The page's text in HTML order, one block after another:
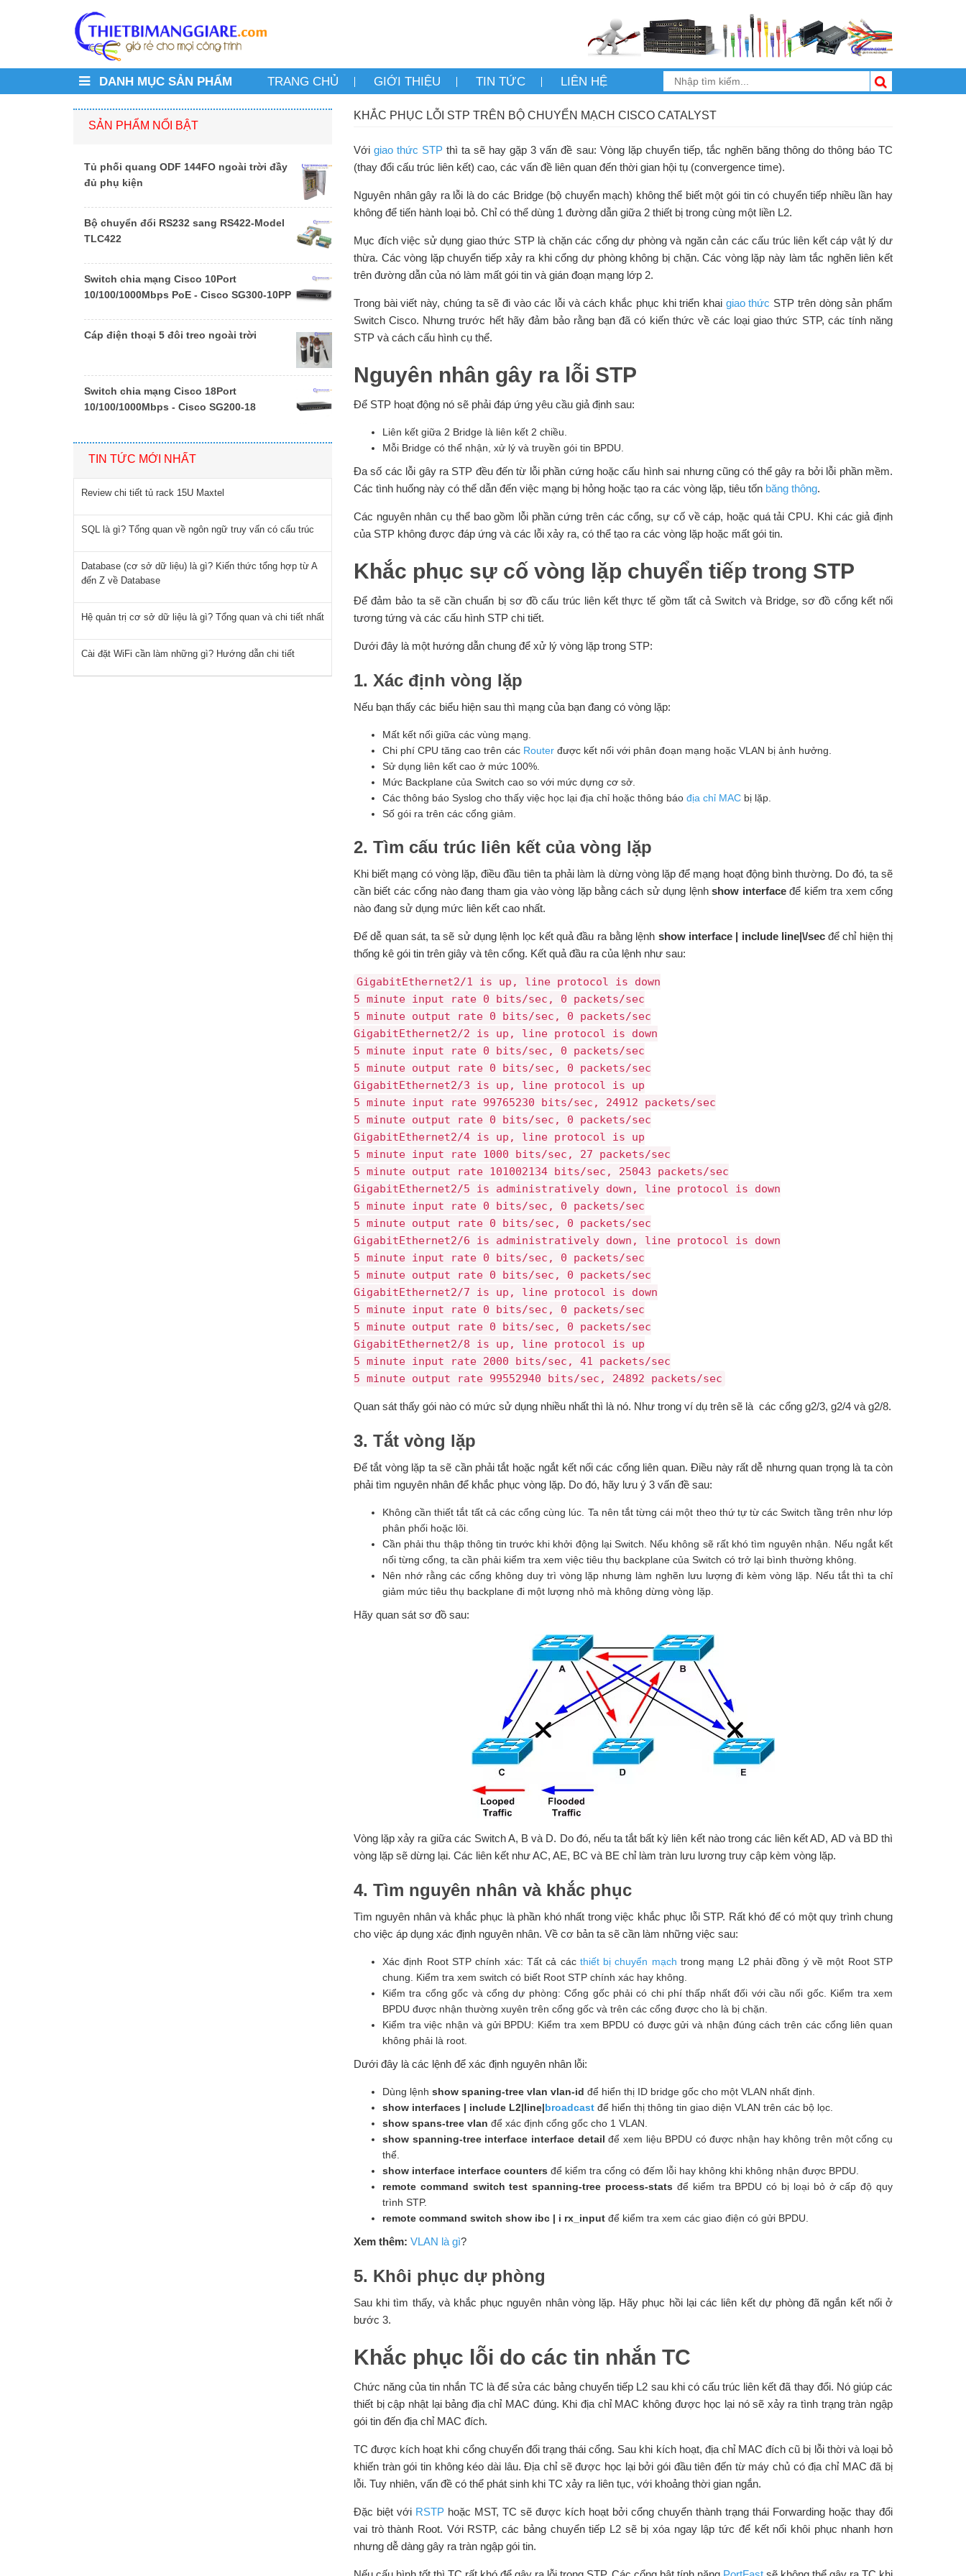
DANH MỤC SẢN PHẨM TRANG CHỦ GIỚI THIỆU TIN TỨC LIÊN HỆ
KHẮC PHỤC LỖI STP TRÊN BỘ CHUYỂN MẠCH CISCO CATALYST
Vớigiao thức STP thì ta sẽ hay gặp 3 vấn đề sau: Vòng lặp chuyển tiếp, tắc nghẽn băng thông do thông báo TC
(thay đổi cấu trúc liên kết) cao, các vấn đề liên quan đến thời gian hội tụ (convergence time).
Nguyên nhân gây ra lỗi là do các Bridge (bộ chuyển mạch) không thể biết một gói tin có chuyển tiếp nhiều lần hay
không để tiến hành loại bỏ. Chỉ có thể dùng 1 đường dẫn giữa 2 thiết bị trong cùng một liền L2.
Mục đích việc sử dụng giao thức STP là chặn các cổng dự phòng và ngăn cản các cấu trúc liên kết cáp vật lý dư
thừa. Các vòng lặp chuyển tiếp xảy ra khi cổng dự phòng không bị chặn. Các vòng lặp này làm tắc nghẽn liên kết
trên đường dẫn của nó làm mất gói tin và gián đoạn mạng lớp 2.
Trong bài viết này, chúng ta sẽ đi vào các lỗi và cách khắc phục khi triển khai giao thức STP trên dòng sản phẩm
Switch Cisco. Nhưng trước hết hãy đảm bảo rằng bạn đã có kiến thức về các loại giao thức STP, các tính năng
STP và cách cấu hình cụ thể.
Nguyên nhân gây ra lỗi STP
Để STP hoạt động nó sẽ phải đáp ứng yêu cầu giả định sau:
Liên kết giữa 2 Bridge là liên kết 2 chiều.
Mỗi Bridge có thể nhận, xử lý và truyền gói tin BPDU.
Đa số các lỗi gây ra STP đều đến từ lỗi phần cứng hoặc cấu hình sai nhưng cũng có thể gây ra bởi lỗi phần mềm.
Các tình huống này có thể dẫn đến việc mạng bị hỏng hoặc tạo ra các vòng lặp, tiêu tốn băng thông.
Các nguyên nhân cụ thể bao gồm lỗi phần cứng trên các cổng, sự cố về cáp, hoặc quá tải CPU. Khi các giả định
của STP không được đáp ứng và các lỗi xảy ra, có thể tạo ra các vòng lặp hoặc mất gói tin.
Khắc phục sự cố vòng lặp chuyển tiếp trong STP
Để đảm bảo ta sẽ cần chuẩn bị sơ đồ cấu trúc liên kết thực tế gồm tất cả Switch và Bridge, sơ đồ cổng kết nối
tương tứng và các cấu hình STP chi tiết.
Dưới đây là một hướng dẫn chung để xử lý vòng lặp trong STP:
1. Xác định vòng lặp
Nếu bạn thấy các biểu hiện sau thì mạng của bạn đang có vòng lặp:
Mất kết nối giữa các vùng mạng.
Chi phí CPU tăng cao trên các Routerđược kết nối với phân đoạn mạng hoặc VLAN bị ảnh hưởng.
Sử dụng liên kết cao ở mức 100%.
Mức Backplane của Switch cao so với mức dựng cơ sở.
Các thông báo Syslog cho thấy việc học lại địa chỉ hoặc thông báo địa chỉ MACbị lặp.
Số gói ra trên các cổng giảm.
2. Tìm cấu trúc liên kết của vòng lặp
Khi biết mạng có vòng lặp, điều đầu tiên ta phải làm là dừng vòng lặp để mạng hoạt động bình thường. Do đó, ta sẽ
cần biết các cổng nào đang tham gia vào vòng lặp bằng cách sử dụng lệnhshow interfaceđể kiểm tra xem cổng
nào đang sử dụng mức liên kết cao nhất.
Để dễ quan sát, ta sẽ sử dụng lệnh lọc kết quả đầu ra bằng lệnh show interface | include line|\/secđể chỉ hiện thị
thống kê gói tin trên giây và tên cổng. Kết quả đầu ra của lệnh như sau:
GigabitEthernet2/1 is up, line protocol is down
5 minute input rate 0 bits/sec, 0 packets/sec
5 minute output rate 0 bits/sec, 0 packets/sec
GigabitEthernet2/2 is up, line protocol is down
5 minute input rate 0 bits/sec, 0 packets/sec
5 minute output rate 0 bits/sec, 0 packets/sec
GigabitEthernet2/3 is up, line protocol is up
5 minute input rate 99765230 bits/sec, 24912 packets/sec
5 minute output rate 0 bits/sec, 0 packets/sec
GigabitEthernet2/4 is up, line protocol is up
5 minute input rate 1000 bits/sec, 27 packets/sec
5 minute output rate 101002134 bits/sec, 25043 packets/sec
GigabitEthernet2/5 is administratively down, line protocol is down
5 minute input rate 0 bits/sec, 0 packets/sec
5 minute output rate 0 bits/sec, 0 packets/sec
GigabitEthernet2/6 is administratively down, line protocol is down
5 minute input rate 0 bits/sec, 0 packets/sec
5 minute output rate 0 bits/sec, 0 packets/sec
GigabitEthernet2/7 is up, line protocol is down
5 minute input rate 0 bits/sec, 0 packets/sec
5 minute output rate 0 bits/sec, 0 packets/sec
GigabitEthernet2/8 is up, line protocol is up
5 minute input rate 2000 bits/sec, 41 packets/sec
5 minute output rate 99552940 bits/sec, 24892 packets/sec
Quan sát thấy gói nào có mức sử dụng nhiều nhất thì là nó. Như trong ví dụ trên sẽ là các cổng g2/3, g2/4 và g2/8.
3. Tắt vòng lặp
Để tắt vòng lặp ta sẽ cần phải tắt hoặc ngắt kết nối các cổng liên quan. Điều này rất dễ nhưng quan trọng là ta còn
phải tìm nguyên nhân để khắc phục vòng lặp. Do đó, hãy lưu ý 3 vấn đề sau:
Không cần thiết tắt tất cả các cổng cùng lúc. Ta nên tắt từng cái một theo thứ tự từ các Switch tầng trên như lớp
phân phối hoặc lõi.
Cần phải thu thập thông tin trước khi khởi động lại Switch. Nếu không sẽ rất khó tìm nguyên nhận. Nếu ngắt kết
nối từng cổng, ta cần phải kiểm tra xem việc tiêu thụ backplane của Switch có trở lại bình thường không.
Nên nhớ rằng các cổng không duy trì vòng lặp nhưng làm nghẽn lưu lượng đi kèm vòng lặp. Nếu tắt thì ta chỉ
giảm mức tiêu thụ backplane đi một lượng nhỏ mà không dừng vòng lặp.
Hãy quan sát sơ đồ sau:
Vòng lặp xảy ra giữa các Switch A, B và D. Do đó, nếu ta tắt bất kỳ liên kết nào trong các liên kết AD, AD và BD thì
vòng lặp sẽ dừng lại. Các liên kết như AC, AE, BC và BE chỉ làm tràn lưu lương truy cập kèm vòng lặp.
4. Tìm nguyên nhân và khắc phục
Tìm nguyên nhân và khắc phục là phần khó nhất trong việc khắc phục lỗi STP. Rất khó để có một quy trình chung
cho việc áp dụng xác định nguyên nhân. Về cơ bản ta sẽ cần làm những việc sau:
Xác định Root STP chính xác: Tất cả các thiết bị chuyển mạch trong mạng L2 phải đồng ý về một Root STP
chung. Kiểm tra xem switch có biết Root STP chính xác hay không.
Kiểm tra cổng gốc và cổng dự phòng: Cổng gốc phải có chi phí thấp nhất đối với cầu nối gốc. Kiểm tra xem
BPDU được nhận thường xuyên trên cổng gốc và trên các cổng được cho là bị chặn.
Kiểm tra việc nhận và gửi BPDU: Kiểm tra xem BPDU có được gửi và nhận đúng cách trên các cổng liên quan
không phải là root.
Dưới đây là các lệnh để xác định nguyên nhân lỗi:
Dùng lệnh show spaning-tree vlan vlan-id để hiển thị ID bridge gốc cho một VLAN nhất định.
show interfaces | include L2|line|broadcastđể hiển thị thông tin giao diện VLAN trên các bộ lọc.
show spans-tree vlan để xác định cổng gốc cho 1 VLAN.
show spanning-tree interface interface detail để xem liệu BPDU có được nhận hay không trên một cổng cụ
thể.
show interface interface counters để kiểm tra cổng có đếm lỗi hay không khi không nhận được BPDU.
remote command switch test spanning-tree process-stats để kiểm tra BPDU có bị loại bỏ ở cấp độ quy
trình STP.
remote command switch show ibc | i rx_inputđể kiểm tra xem các giao điện có gửi BPDU.
Xem thêm: VLAN là gì?
5. Khôi phục dự phòng
Sau khi tìm thấy, và khắc phục nguyên nhân vòng lặp. Hãy phục hồi lại các liên kết dự phòng đã ngắn kết nối ở
bước 3.
Khắc phục lỗi do các tin nhắn TC
Chức năng của tin nhắn TC là để sửa các bảng chuyển tiếp L2 sau khi có cấu trúc liên kết đã thay đổi. Nó giúp các
thiết bị cập nhật lại bảng địa chỉ MAC đúng. Khi địa chỉ MAC không được học lại nó sẽ xảy ra tình trạng tràn ngập
gói tin đến địa chỉ MAC đích.
TC được kích hoạt khi cổng chuyển đổi trạng thái cổng. Sau khi kích hoạt, địa chỉ MAC đích cũ bị lỗi thời và loại bỏ
khiến tràn gói tin không kéo dài lâu. Địa chỉ sẽ được học lại bởi gói đầu tiên đến từ máy chủ có địa chỉ MAC đã bị
lỗi. Tuy nhiên, vấn đề có thể phát sinh khi TC xảy ra liên tục, với khoảng thời gian ngắn.
Đặc biệt với RSTPhoặc MST, TC sẽ được kích hoạt bởi cổng chuyển thành trạng thái Forwarding hoặc thay đổi
vai trò thành Root. Với RSTP, các bảng chuyển tiếp L2 sẽ bị xóa ngay lập tức để kết nối khôi phục nhanh hơn
nhưng dễ dàng gây ra tràn ngập gói tin.
SẢN PHẨM NỔI BẬT
Tủ phối quang ODF 144FO ngoài trời đầy
đủ phụ kiện
Bộ chuyển đổi RS232 sang RS422-Model
TLC422
Switch chia mạng Cisco 10Port
10/100/1000Mbps PoE - Cisco SG300-10PP
Cáp điện thoại 5 đôi treo ngoài trời
Switch chia mạng Cisco 18Port
10/100/1000Mbps - Cisco SG200-18
TIN TỨC MỚI NHẤT
Review chi tiết tủ rack 15U Maxtel
SQL là gì? Tổng quan về ngôn ngữ truy vấn có cấu trúc
Database (cơ sở dữ liệu) là gì? Kiến thức tổng hợp từ A
đến Z về Database
Hệ quản trị cơ sở dữ liệu là gì? Tổng quan và chi tiết nhất
Cài đặt WiFi cần làm những gì? Hướng dẫn chi tiết